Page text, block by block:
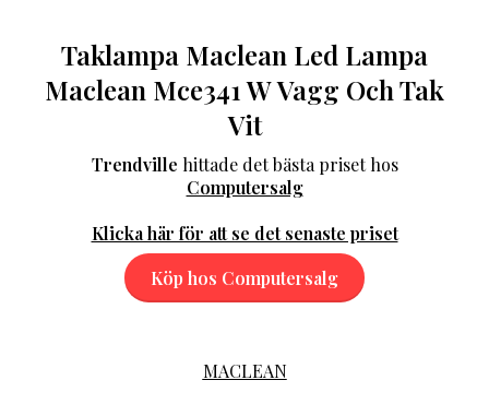
Taklampa Maclean Led Lampa
Maclean Mce341 W Vagg Och Tak
Vit
Trendville hittade det bästa priset hos
Computersalg
Klicka här för att se det senaste priset
Köp hos Computersalg
MACLEAN